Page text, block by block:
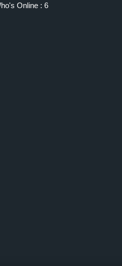
Online : 6